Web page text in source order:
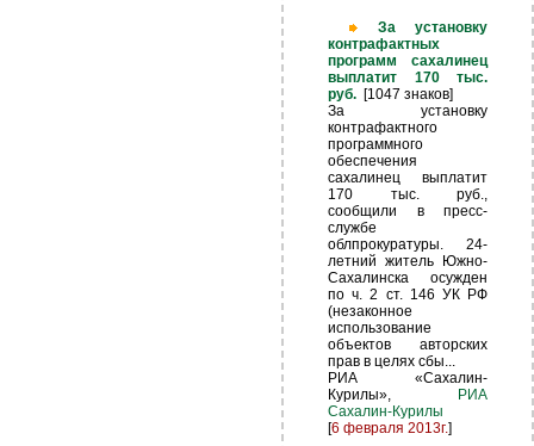
За установку
контрафактных
программ сахалинец
выплатит 170 тыс.
руб. [1047 знаков]
За установку
контрафактного
программного
обеспечения
сахалинец выплатит
170 тыс. руб.,
сообщили в пресс-
службе
облпрокуратуры. 24-
летний житель Южно-
Сахалинска осужден
по ч. 2 ст. 146 УК РФ
(незаконное
использование
объектов авторских
прав в целях сбы...
РИА «Сахалин-
Курилы»,
РИА
Сахалин-Курилы
[6 февраля 2013г.]